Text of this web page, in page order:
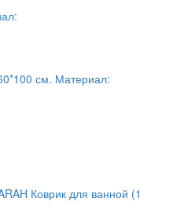
см. Материал:
Коврик для ванной (1